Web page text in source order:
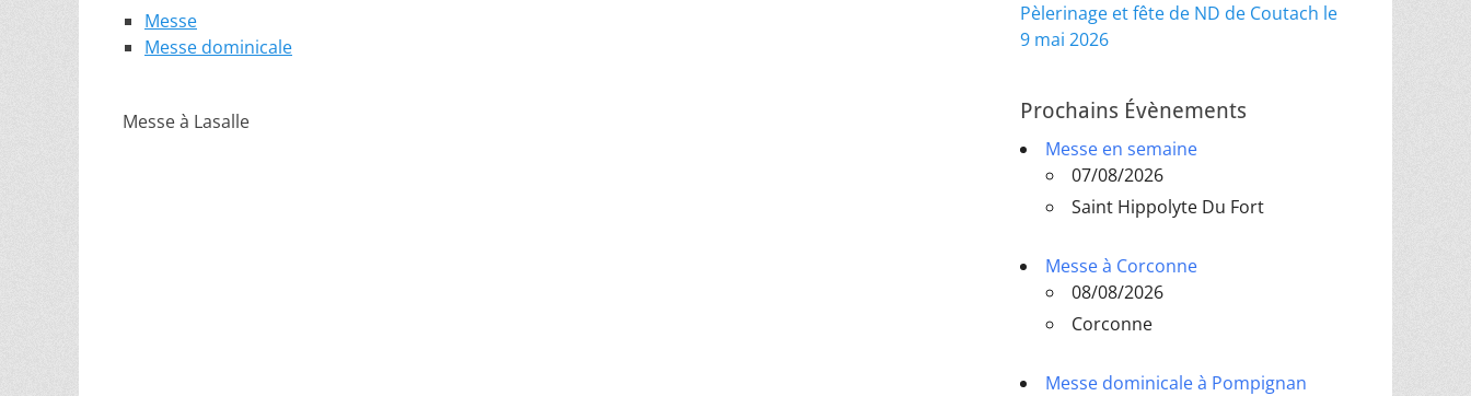
Messe
Messe dominicale
Messe à Lasalle
Pèlerinage et fête de ND de Coutach le
9 mai 2026
Prochains Évènements
Messe en semaine
07/08/2026
Saint Hippolyte Du Fort
Messe à Corconne
08/08/2026
Corconne
Messe dominicale à Pompignan